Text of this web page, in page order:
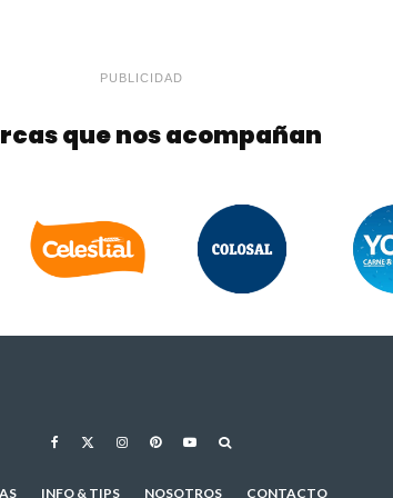
PUBLICIDAD
que nos acompañan
INFO & TIPS NOSOTROS CONTACTO